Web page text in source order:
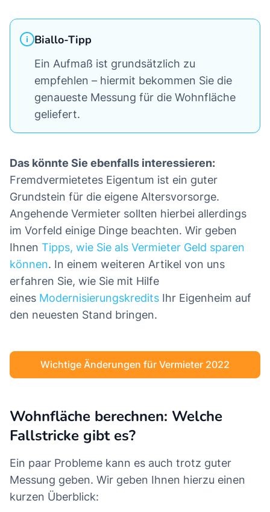
Biallo-Tipp
Ein Aufmaß ist grundsätzlich zu
empfehlen – hiermit bekommen Sie die
genaueste Messung für die Wohnfläche
geliefert.
Das könnte Sie ebenfalls interessieren:
Fremdvermietetes Eigentum ist ein guter
Grundstein für die eigene Altersvorsorge.
Angehende Vermieter sollten hierbei allerdings
im Vorfeld einige Dinge beachten. Wir geben
Ihnen Tipps, wie Sie als Vermieter Geld sparen
können. In einem weiteren Artikel von uns
erfahren Sie, wie Sie mit Hilfe
eines Modernisierungskredits Ihr Eigenheim auf
den neuesten Stand bringen.
Wichtige Änderungen für Vermieter 2022
Wohnfläche berechnen: Welche
Fallstricke gibt es?
Ein paar Probleme kann es auch trotz guter
Messung geben. Wir geben Ihnen hierzu einen
kurzen Überblick: